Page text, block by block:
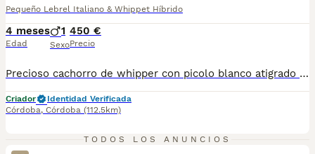
Pequeño Lebrel Italiano & Whippet Híbrido
4 meses
Edad
1
Sexo
450 €
Precio
Precioso cachorro de whipper con picolo blanco atigrado vacunado y desparacitados con cartilla veterinaria y contrato de compraventa recogida en Córdoba se puede enviar pero prefiero que vengan a por el el chip son 70€ más
Criador
Identidad Verificada
Córdoba, Córdoba (112.5km)
TODOS LOS ANUNCIOS